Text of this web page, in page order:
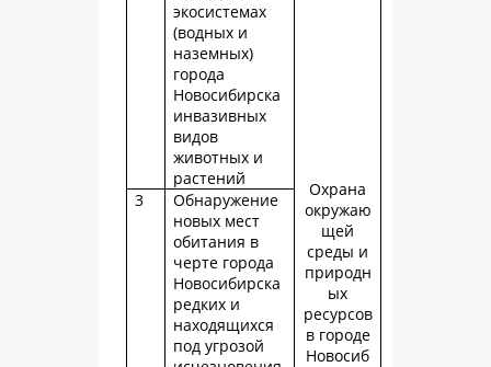
Охрана
окружаю
щей
среды и
природн
ых
ресурсов
в городе
Новосиб
экосистемах
(водных и
наземных)
города
Новосибирска
инвазивных
видов
животных и
растений
3
Обнаружение
новых мест
обитания в
черте города
Новосибирска
редких и
находящихся
под угрозой